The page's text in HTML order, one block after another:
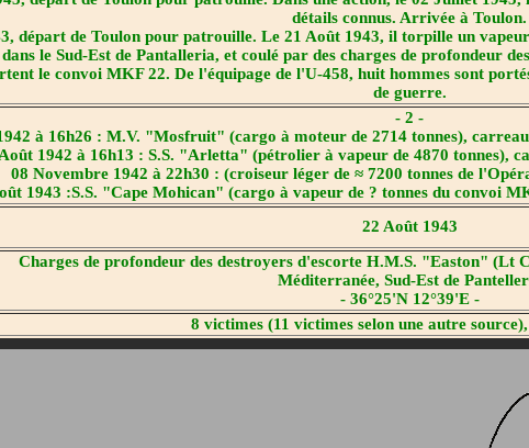
détails connus. Arrivée à Toulon.
départ de Toulon pour patrouille. Le 21 Août 1943, il torpille un
le Sud-Est de Pantalleria, et coulé par des charges de profondeur
le convoi MKF 22. De l'équipage de l'U-458, huit hommes sont
de guerre.
- 2 -
à 16h26 : M.V. "Mosfruit" (cargo à moteur de 2714 tonnes),
1942 à 16h13 : S.S. "Arletta" (pétrolier à vapeur de 4870 tonnes),
08 Novembre 1942 à 22h30 : (croiseur léger de ≈ 7200 tonnes de
1943 :S.S. "Cape Mohican" (cargo à vapeur de ? tonnes du convoi
22 Août 1943
Charges de profondeur des destroyers d'escorte H.M.S. "Easton" (Lt
Méditerranée, Sud-Est de
- 36°25'N 12°39'E -
8 victimes (11 victimes selon une autre